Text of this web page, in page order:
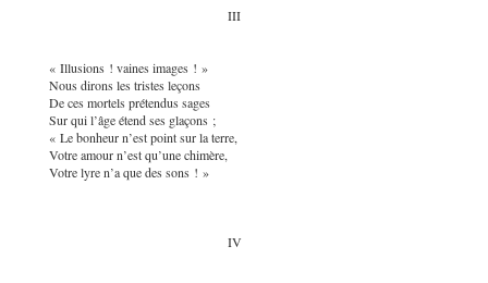
III
« Illusions ! vaines images ! »
Nous dirons les tristes leçons
De ces mortels prétendus sages
Sur qui l’âge étend ses glaçons ;
« Le bonheur n’est point sur la terre,
Votre amour n’est qu’une chimère,
Votre lyre n’a que des sons ! »
IV